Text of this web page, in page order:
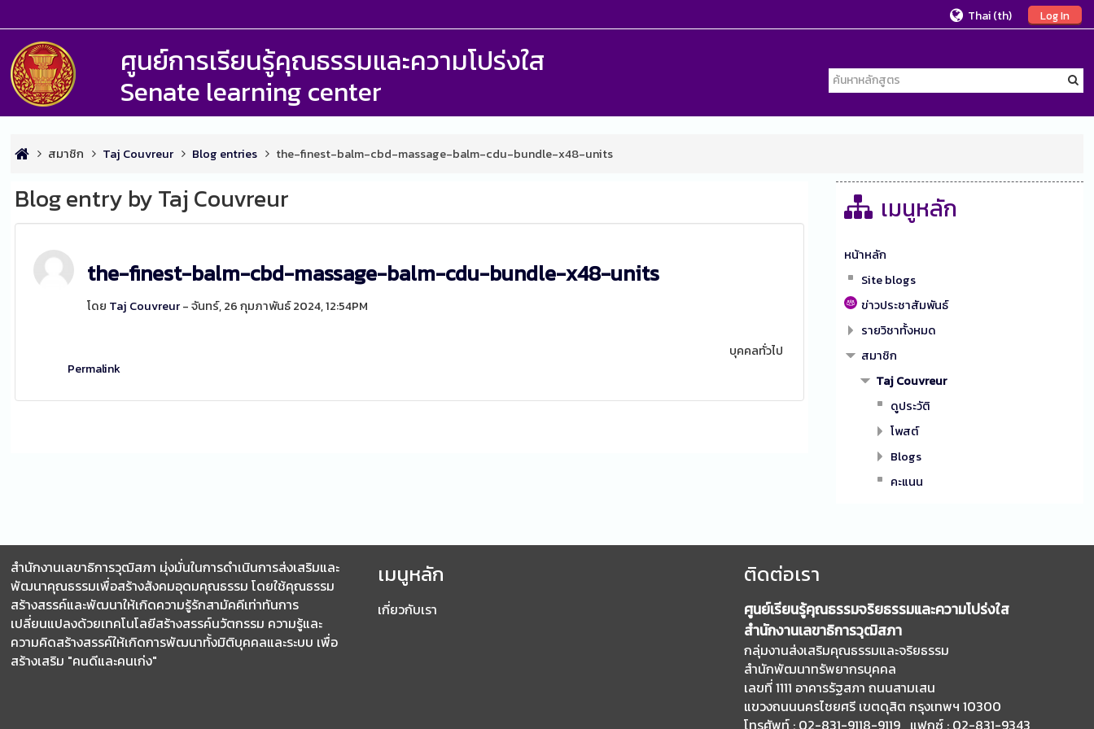
Log In
Thai ‎(th)‎
ศูนย์การเรียนรู้คุณธรรมและความโปร่งใส
Senate learning center
สมาชิก Taj Couvreur Blog entries the-finest-balm-cbd-massage-balm-cdu-bundle-x48-units
Blog entry by Taj Couvreur
the-finest-balm-cbd-massage-balm-cdu-bundle-x48-units
โดย Taj Couvreur- จันทร์, 26 กุมภาพันธ์ 2024, 12:54PM
บุคคลทั่วไป
Permalink
เมนูหลัก
หน้าหลัก
Site blogs
ข่าวประชาสัมพันธ์
รายวิชาทั้งหมด
สมาชิก
Taj Couvreur
ดูประวัติ
โพสต์
Blogs
คะแนน
สำนักงานเลขาธิการวุฒิสภา มุ่งมั่นในการดำเนินการส่งเสริมและ
พัฒนาคุณธรรมเพื่อสร้างสังคมอุดมคุณธรรม โดยใช้คุณธรรม
สร้างสรรค์และพัฒนาให้เกิดความรู้รักสามัคคีเท่าทันการ
เปลี่ยนแปลงด้วยเทคโนโลยีสร้างสรรค์นวัตกรรม ความรู้และ
ความคิดสร้างสรรค์ให้เกิดการพัฒนาทั้งมิติบุคคลและระบบ เพื่อ
สร้างเสริม "คนดีและคนเก่ง"
เมนูหลัก
เกี่ยวกับเรา
ติดต่อเรา
ศูนย์เรียนรู้คุณธรรมจริยธรรมและความโปร่งใส
สำนักงานเลขาธิการวุฒิสภา
กลุ่มงานส่งเสริมคุณธรรมและจริยธรรม
สำนักพัฒนาทรัพยากรบุคคล
เลขที่ 1111 อาคารรัฐสภา ถนนสามเสน
แขวงถนนนครไชยศรี เขตดุสิต กรุงเทพฯ 10300
โทรศัพท์ : 02-831-9118-9119 แฟกซ์ : 02-831-9343